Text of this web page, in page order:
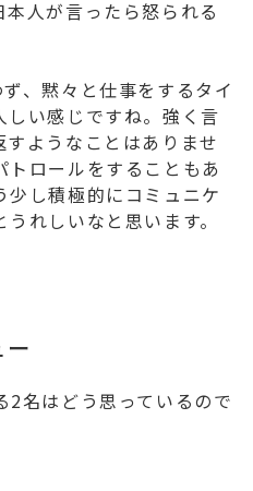
人が言ったら怒られる
、黙々と仕事をするタイ
しい感じですね。強く言
ようなことはありませ
ロールをすることもあ
少し積極的にコミュニケ
れしいなと思います。
2名はどう思っているので